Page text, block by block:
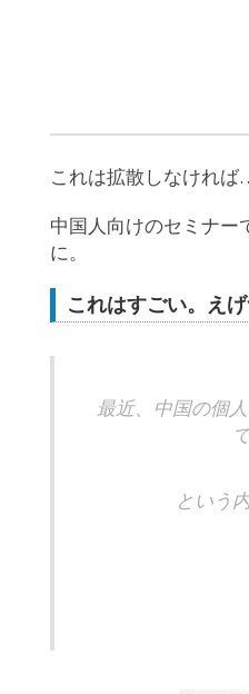
これは拡散しなければ
中国人向けのセミナー
に。
これはすごい。えげ
最近、中国の個
という